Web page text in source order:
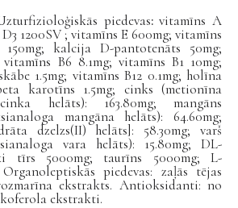
piedevas:vitamīns A
1200SV ; vitamīns E 600mg; vitamīns
kalcija D-pantotenāts 50mg;
B6 8.1mg; vitamīns B1 10mg;
1.5mg; vitamīns B12 0.1mg; holīna
karotīns 1.5mg; cinks (metionīna
helāts): 163.80mg; mangāns
mangāna helāts): 64.60mg;
dzelzs(II) helāts]: 58.30mg; varš
vara helāts): 15.80mg; DL-
tīrs 5000mg; taurīns 5000mg; L-
piedevas: zaļās tējas
ekstrakts. Antioksidanti: no
ekstrakti.